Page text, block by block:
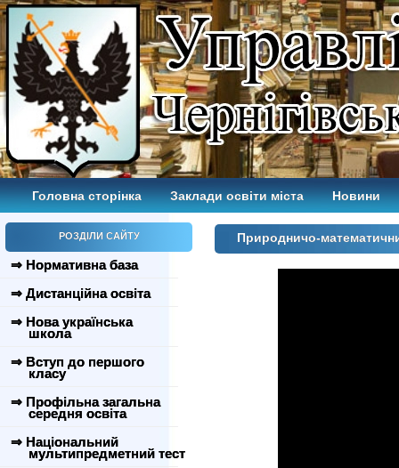
Головна сторінка Заклади освіти міста Новини
РОЗДІЛИ САЙТУ
⇒ Нормативна база
⇒ Дистанційна освіта
⇒ Нова українська
школа
⇒ Вступ до першого
класу
⇒ Профільна загальна
середня освіта
⇒ Національний
мультипредметний тест
Природничо-